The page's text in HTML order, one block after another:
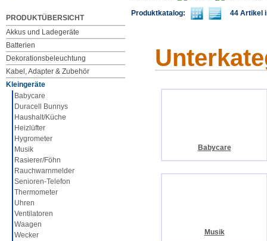
PRODUKTÜBERSICHT
Akkus und Ladegeräte
Batterien
Dekorationsbeleuchtung
Kabel, Adapter & Zubehör
Kleingeräte
Babycare
Duracell Bunnys
Haushalt/Küche
Heizlüfter
Hygrometer
Musik
Rasierer/Föhn
Rauchwarnmelder
Senioren-Telefon
Thermometer
Uhren
Ventilatoren
Waagen
Wecker
Produktkatalog: 44 Artikel
Babycare
Musik